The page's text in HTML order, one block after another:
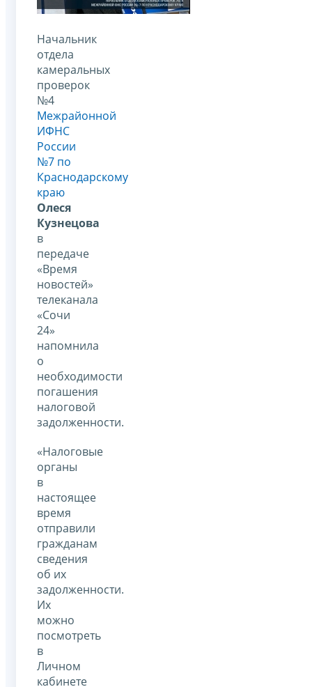
Начальник
отдела
камеральных
проверок
№4
Межрайонной
ИФНС
России
№7 по
Краснодарскому
краю
Олеся
Кузнецова
в
передаче
«Время
новостей»
телеканала
«Сочи
24»
напомнила
о
необходимости
погашения
налоговой
задолженности.
«Налоговые
органы
в
настоящее
время
отправили
гражданам
сведения
об их
задолженности.
Их
можно
посмотреть
в
Личном
кабинете